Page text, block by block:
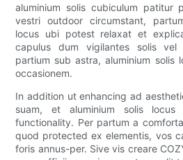
aluminium solis cubiculum patitur
vestri outdoor circumstant,
locus ubi potest relaxat et
capulus dum vigilantes solis vel
partium sub astra, aluminium solis
occasionem.
In addition ut enhancing ad
suam, et aluminium solis locus
functionality. Per partum a
quod protected ex elementis, vos
foris annus-per. Sive vis creare